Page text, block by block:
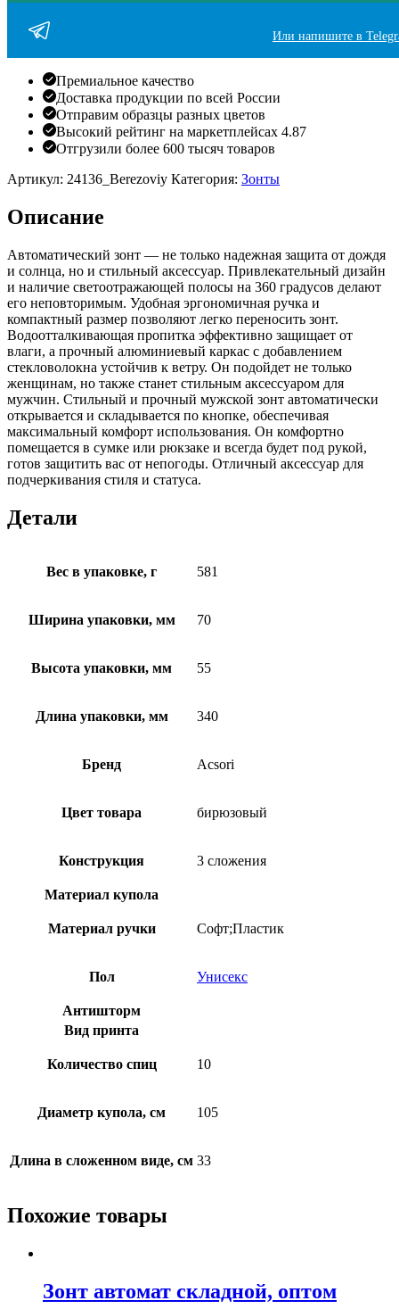
Или напишите в
Премиальное качество
Доставка продукции по всей России
Отправим образцы разных цветов
Высокий рейтинг на маркетплейсах 4.87
Отгрузили более 600 тысяч товаров
Артикул: 24136_Berezoviy Категория: Зонты
Описание
Автоматический зонт — не только надежная защита от дождя
и солнца, но и стильный аксессуар. Привлекательный дизайн
и наличие светоотражающей полосы на 360 градусов делают
его неповторимым. Удобная эргономичная ручка и
компактный размер позволяют легко переносить зонт.
Водоотталкивающая пропитка эффективно защищает от
влаги, а прочный алюминиевый каркас с добавлением
стекловолокна устойчив к ветру. Он подойдет не только
женщинам, но также станет стильным аксессуаром для
мужчин. Стильный и прочный мужской зонт автоматически
открывается и складывается по кнопке, обеспечивая
максимальный комфорт использования. Он комфортно
помещается в сумке или рюкзаке и всегда будет под рукой,
готов защитить вас от непогоды. Отличный аксессуар для
подчеркивания стиля и статуса.
Детали
Вес в упаковке, г 581
Ширина упаковки, мм 70
Высота упаковки, мм 55
Длина упаковки, мм 340
Бренд Acsori
Цвет товара бирюзовый
Конструкция 3 сложения
Материал купола
Материал ручки Софт;Пластик
Пол Унисекс
Антишторм
Вид принта
Количество спиц 10
Диаметр купола, см 105
Длина в сложенном виде, см 33
Похожие товары
Зонт автомат складной, оптом